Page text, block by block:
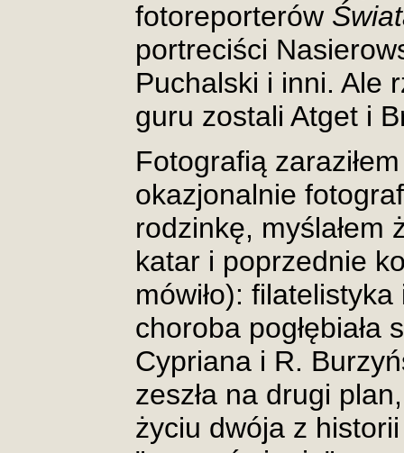
fotoreporterów
portreciści
Puchalski i inni. Ale
guru zostali Atget i
Fotografią
okazjonalnie
rodzinkę, myślałem
katar i poprzednie
mówiło):
choroba pogłębiała
Cypriana i R.
zeszła na drugi
życiu dwója z historii